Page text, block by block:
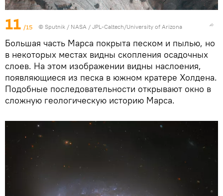
11 /15 © Sputnik / NASA / JPL-Caltech/University of Arizona
Большая часть Марса покрыта песком и пылью, но
в некоторых местах видны скопления осадочных
слоев. На этом изображении видны наслоения,
появляющиеся из песка в южном кратере Холдена.
Подобные последовательности открывают окно в
сложную геологическую историю Марса.